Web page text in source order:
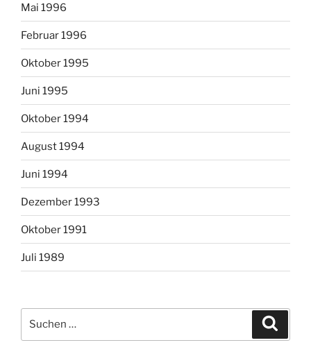
Mai 1996
Februar 1996
Oktober 1995
Juni 1995
Oktober 1994
August 1994
Juni 1994
Dezember 1993
Oktober 1991
Juli 1989
nach: